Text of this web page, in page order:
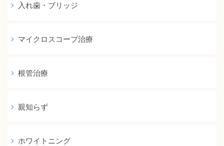
入れ歯・ブリッジ
マイクロスコープ治療
根管治療
親知らず
ホワイトニング